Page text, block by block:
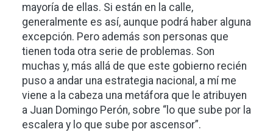
mayoría de ellas. Si están en la calle,
generalmente es así, aunque podrá haber alguna
excepción. Pero además son personas que
tienen toda otra serie de problemas. Son
muchas y, más allá de que este gobierno recién
puso a andar una estrategia nacional, a mí me
viene a la cabeza una metáfora que le atribuyen
a Juan Domingo Perón, sobre “lo que sube por la
escalera y lo que sube por ascensor”.